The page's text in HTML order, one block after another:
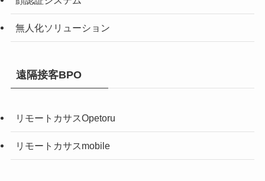
無人化ソリューション
遠隔接客BPO
リモートカサスOpetoru
リモートカサスmobile